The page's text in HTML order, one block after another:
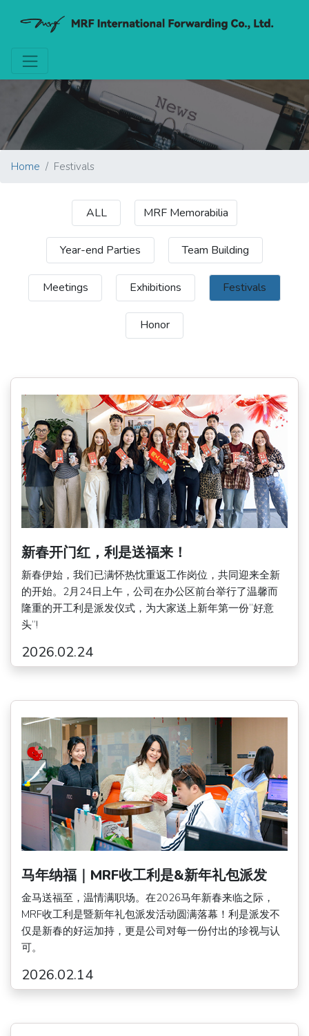
Home Festivals
ALL MRF Memorabilia
Year-end Parties Team Building
Meetings Exhibitions Festivals
Honor
新春开门红，利是送福来！
新春伊始，我们已满怀热忱重返工作岗位，共同迎来全新
的开始。2月24日上午，公司在办公区前台举行了温馨而
隆重的开工利是派发仪式，为大家送上新年第一份“好意
头”!
2026.02.24
马年纳福｜MRF收工利是&新年礼包派发
金马送福至，温情满职场。在2026马年新春来临之际，
MRF收工利是暨新年礼包派发活动圆满落幕！利是派发不
仅是新春的好运加持，更是公司对每一份付出的珍视与认
可。
2026.02.14